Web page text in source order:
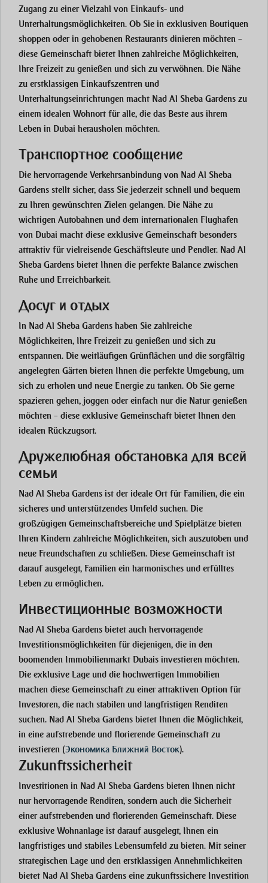
Zugang zu einer Vielzahl von Einkaufs- und
Unterhaltungsmöglichkeiten. Ob Sie in exklusiven Boutiquen
shoppen oder in gehobenen Restaurants dinieren möchten –
diese Gemeinschaft bietet Ihnen zahlreiche Möglichkeiten,
Ihre Freizeit zu genießen und sich zu verwöhnen. Die Nähe
zu erstklassigen Einkaufszentren und
Unterhaltungseinrichtungen macht Nad Al Sheba Gardens zu
einem idealen Wohnort für alle, die das Beste aus ihrem
Leben in Dubai herausholen möchten.
Транспортное сообщение
Die hervorragende Verkehrsanbindung von Nad Al Sheba
Gardens stellt sicher, dass Sie jederzeit schnell und bequem
zu Ihren gewünschten Zielen gelangen. Die Nähe zu
wichtigen Autobahnen und dem internationalen Flughafen
von Dubai macht diese exklusive Gemeinschaft besonders
attraktiv für vielreisende Geschäftsleute und Pendler. Nad Al
Sheba Gardens bietet Ihnen die perfekte Balance zwischen
Ruhe und Erreichbarkeit.
Досуг и отдых
In Nad Al Sheba Gardens haben Sie zahlreiche
Möglichkeiten, Ihre Freizeit zu genießen und sich zu
entspannen. Die weitläufigen Grünflächen und die sorgfältig
angelegten Gärten bieten Ihnen die perfekte Umgebung, um
sich zu erholen und neue Energie zu tanken. Ob Sie gerne
spazieren gehen, joggen oder einfach nur die Natur genießen
möchten – diese exklusive Gemeinschaft bietet Ihnen den
idealen Rückzugsort.
Дружелюбная обстановка для всей
семьи
Nad Al Sheba Gardens ist der ideale Ort für Familien, die ein
sicheres und unterstützendes Umfeld suchen. Die
großzügigen Gemeinschaftsbereiche und Spielplätze bieten
Ihren Kindern zahlreiche Möglichkeiten, sich auszutoben und
neue Freundschaften zu schließen. Diese Gemeinschaft ist
darauf ausgelegt, Familien ein harmonisches und erfülltes
Leben zu ermöglichen.
Инвестиционные возможности
Nad Al Sheba Gardens bietet auch hervorragende
Investitionsmöglichkeiten für diejenigen, die in den
boomenden Immobilienmarkt Dubais investieren möchten.
Die exklusive Lage und die hochwertigen Immobilien
machen diese Gemeinschaft zu einer attraktiven Option für
Investoren, die nach stabilen und langfristigen Renditen
suchen. Nad Al Sheba Gardens bietet Ihnen die Möglichkeit,
in eine aufstrebende und florierende Gemeinschaft zu
investieren (Экономика Ближний Восток).
Zukunftssicherheit
Investitionen in Nad Al Sheba Gardens bieten Ihnen nicht
nur hervorragende Renditen, sondern auch die Sicherheit
einer aufstrebenden und florierenden Gemeinschaft. Diese
exklusive Wohnanlage ist darauf ausgelegt, Ihnen ein
langfristiges und stabiles Lebensumfeld zu bieten. Mit seiner
strategischen Lage und den erstklassigen Annehmlichkeiten
bietet Nad Al Sheba Gardens eine zukunftssichere Investition